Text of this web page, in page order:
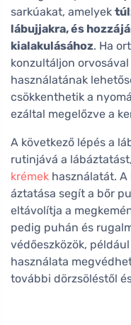
sarkúakat, amelyek
lábujjakra, és
kialakulásához. Ha
konzultáljon
használatának
csökkenthetik a
ezáltal megelőzve a
A következő lépés a
rutinjává a
krémek használatát.
áztatása segít a bőr
eltávolítja a
pedig puhán és
védőeszközök,
használata
további dörzsöléstől